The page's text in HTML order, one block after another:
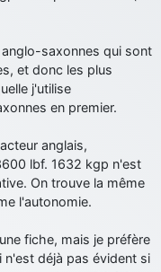
saxonnes qui sont
et donc les plus
j'utilise
en premier.
anglais,
lbf. 1632 kgp n'est
On trouve la même
l'autonomie.
fiche, mais je préfère
n'est déjà pas évident si